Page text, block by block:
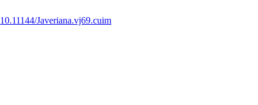
10.11144/Javeriana.vj69.cuim